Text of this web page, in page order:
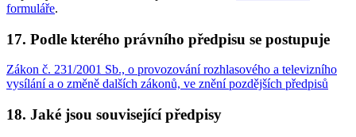
formuláře.
17. Podle kterého právního předpisu se postupuje
Zákon č. 231/2001 Sb., o provozování rozhlasového a televizního
vysílání a o změně dalších zákonů, ve znění pozdějších předpisů
18. Jaké jsou související předpisy